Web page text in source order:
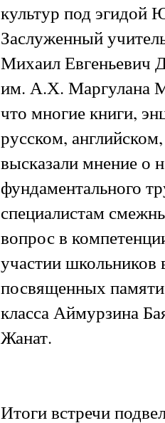
культур под
Заслуженный
Михаил Евгеньевич
им. А.Х. Маргулана
что многие книги,
русском,
высказали мнение о
фундаментального
специалистам
вопрос в
участии школьников
посвященных
класса Аймурзина
Жанат.
Итоги встречи